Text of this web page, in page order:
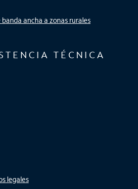
ancha a zonas rurales
TÉCNICA
legales